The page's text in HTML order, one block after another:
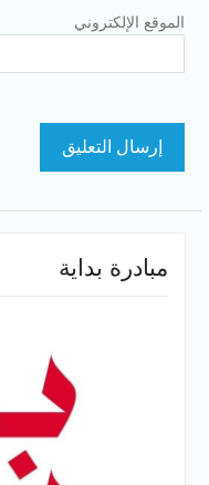
الموقع الإلكتروني
مبادرة بداية